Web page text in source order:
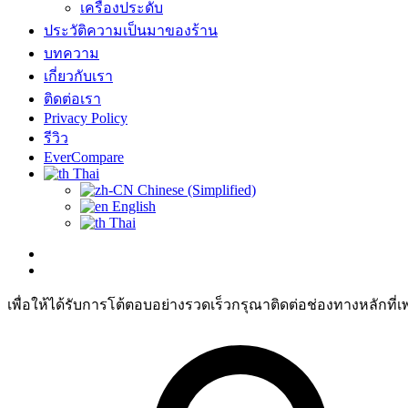
เครื่องประดับ
ประวัติความเป็นมาของร้าน
บทความ
เกี่ยวกับเรา
ติดต่อเรา
Privacy Policy
รีวิว
EverCompare
Thai
Chinese (Simplified)
English
Thai
เพื่อให้ได้รับการโต้ตอบอย่างรวดเร็วกรุณาติดต่อช่องทางหลักที่เ